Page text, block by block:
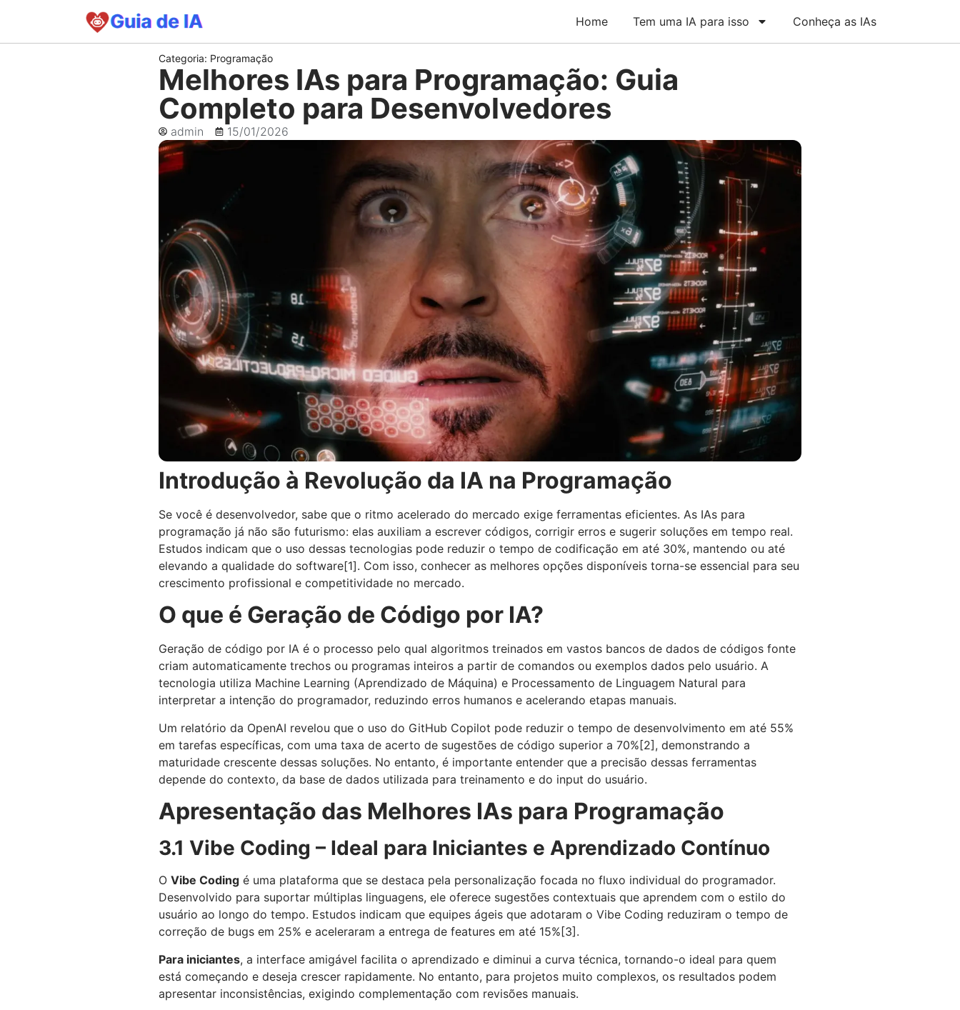
Home Tem uma IA para isso Conheça as IAs
Categoria: Programação
Melhores IAs para Programação: Guia
Completo para Desenvolvedores
admin 15/01/2026
Introdução à Revolução da IA na Programação
Se você é desenvolvedor, sabe que o ritmo acelerado do mercado exige ferramentas eficientes. As IAs para
programação já não são futurismo: elas auxiliam a escrever códigos, corrigir erros e sugerir soluções em tempo real.
Estudos indicam que o uso dessas tecnologias pode reduzir o tempo de codificação em até 30%, mantendo ou até
elevando a qualidade do software[1]. Com isso, conhecer as melhores opções disponíveis torna-se essencial para seu
crescimento profissional e competitividade no mercado.
O que é Geração de Código por IA?
Geração de código por IA é o processo pelo qual algoritmos treinados em vastos bancos de dados de códigos fonte
criam automaticamente trechos ou programas inteiros a partir de comandos ou exemplos dados pelo usuário. A
tecnologia utiliza Machine Learning (Aprendizado de Máquina) e Processamento de Linguagem Natural para
interpretar a intenção do programador, reduzindo erros humanos e acelerando etapas manuais.
Um relatório da OpenAI revelou que o uso do GitHub Copilot pode reduzir o tempo de desenvolvimento em até 55%
em tarefas específicas, com uma taxa de acerto de sugestões de código superior a 70%[2], demonstrando a
maturidade crescente dessas soluções. No entanto, é importante entender que a precisão dessas ferramentas
depende do contexto, da base de dados utilizada para treinamento e do input do usuário.
Apresentação das Melhores IAs para Programação
3.1 Vibe Coding – Ideal para Iniciantes e Aprendizado Contínuo
O Vibe Coding é uma plataforma que se destaca pela personalização focada no fluxo individual do programador.
Desenvolvido para suportar múltiplas linguagens, ele oferece sugestões contextuais que aprendem com o estilo do
usuário ao longo do tempo. Estudos indicam que equipes ágeis que adotaram o Vibe Coding reduziram o tempo de
correção de bugs em 25% e aceleraram a entrega de features em até 15% [3] .
Para iniciantes, a interface amigável facilita o aprendizado e diminui a curva técnica, tornando-o ideal para quem
está começando e deseja crescer rapidamente. No entanto, para projetos muito complexos, os resultados podem
apresentar inconsistências, exigindo complementação com revisões manuais.